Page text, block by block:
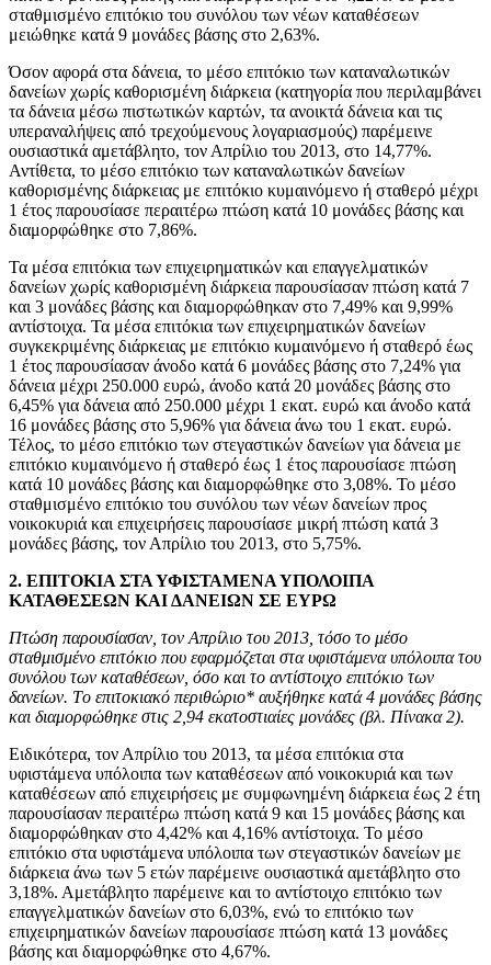
σταθμισμένο επιτόκιο του συνόλου των νέων καταθέσεων
μειώθηκε κατά 9 μονάδες βάσης στο 2,63%.
Όσον αφορά στα δάνεια, το μέσο επιτόκιο των καταναλωτικών
δανείων χωρίς καθορισμένη διάρκεια (κατηγορία που περιλαμβάνει
τα δάνεια μέσω πιστωτικών καρτών, τα ανοικτά δάνεια και τις
υπεραναλήψεις από τρεχούμενους λογαριασμούς) παρέμεινε
ουσιαστικά αμετάβλητο, τον Απρίλιο του 2013, στο 14,77%.
Αντίθετα, το μέσο επιτόκιο των καταναλωτικών δανείων
καθορισμένης διάρκειας με επιτόκιο κυμαινόμενο ή σταθερό μέχρι
1 έτος παρουσίασε περαιτέρω πτώση κατά 10 μονάδες βάσης και
διαμορφώθηκε στο 7,86%.
Τα μέσα επιτόκια των επιχειρηματικών και επαγγελματικών
δανείων χωρίς καθορισμένη διάρκεια παρουσίασαν πτώση κατά 7
και 3 μονάδες βάσης και διαμορφώθηκαν στο 7,49% και 9,99%
αντίστοιχα. Τα μέσα επιτόκια των επιχειρηματικών δανείων
συγκεκριμένης διάρκειας με επιτόκιο κυμαινόμενο ή σταθερό έως
1 έτος παρουσίασαν άνοδο κατά 6 μονάδες βάσης στο 7,24% για
δάνεια μέχρι 250.000 ευρώ, άνοδο κατά 20 μονάδες βάσης στο
6,45% για δάνεια από 250.000 μέχρι 1 εκατ. ευρώ και άνοδο κατά
16 μονάδες βάσης στο 5,96% για δάνεια άνω του 1 εκατ. ευρώ.
Τέλος, το μέσο επιτόκιο των στεγαστικών δανείων για δάνεια με
επιτόκιο κυμαινόμενο ή σταθερό έως 1 έτος παρουσίασε πτώση
κατά 10 μονάδες βάσης και διαμορφώθηκε στο 3,08%. Το μέσο
σταθμισμένο επιτόκιο του συνόλου των νέων δανείων προς
νοικοκυριά και επιχειρήσεις παρουσίασε μικρή πτώση κατά 3
μονάδες βάσης, τον Απρίλιο του 2013, στο 5,75%.
2. ΕΠΙΤΟΚΙΑ ΣΤΑ ΥΦΙΣΤΑΜΕΝΑ ΥΠΟΛΟΙΠΑ
ΚΑΤΑΘΕΣΕΩΝ ΚΑΙ ΔΑΝΕΙΩΝ ΣΕ ΕΥΡΩ
Πτώση παρουσίασαν, τον Απρίλιο του 2013, τόσο το μέσο
σταθμισμένο επιτόκιο που εφαρμόζεται στα υφιστάμενα υπόλοιπα του
συνόλου των καταθέσεων, όσο και το αντίστοιχο επιτόκιο των
δανείων. Tο επιτοκιακό περιθώριο* αυξήθηκε κατά 4 μονάδες βάσης
και διαμορφώθηκε στις 2,94 εκατοστιαίες μονάδες (βλ. Πίνακα 2).
Ειδικότερα, τον Απρίλιο του 2013, τα μέσα επιτόκια στα
υφιστάμενα υπόλοιπα των καταθέσεων από νοικοκυριά και των
καταθέσεων από επιχειρήσεις με συμφωνημένη διάρκεια έως 2 έτη
παρουσίασαν περαιτέρω πτώση κατά 9 και 15 μονάδες βάσης και
διαμορφώθηκαν στο 4,42% και 4,16% αντίστοιχα. Το μέσο
επιτόκιο στα υφιστάμενα υπόλοιπα των στεγαστικών δανείων με
διάρκεια άνω των 5 ετών παρέμεινε ουσιαστικά αμετάβλητο στο
3,18%. Αμετάβλητο παρέμεινε και το αντίστοιχο επιτόκιο των
επαγγελματικών δανείων στο 6,03%, ενώ το επιτόκιο των
επιχειρηματικών δανείων παρουσίασε πτώση κατά 13 μονάδες
βάσης και διαμορφώθηκε στο 4,67%.